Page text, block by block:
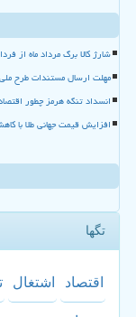
شارژ کالا برگ مرداد ماه از
مهلت ارسال مستندات طرح ملی یاوران
انسداد تنگه هرمز چطور
افزایش قیمت جهانی طلا با
تگها
اقتصاد اشتغال